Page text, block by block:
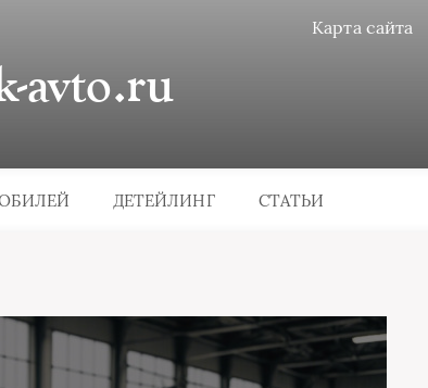
Карта сайта
avto.ru
ДЕТЕЙЛИНГ СТАТЬИ